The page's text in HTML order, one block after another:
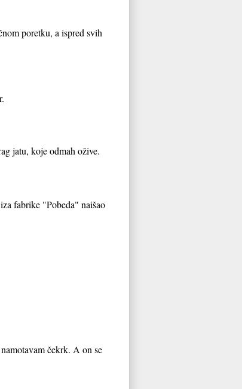
poretku, a ispred svih
jatu, koje odmah ožive.
fabrike "Pobeda" naišao
čekrk. A on se